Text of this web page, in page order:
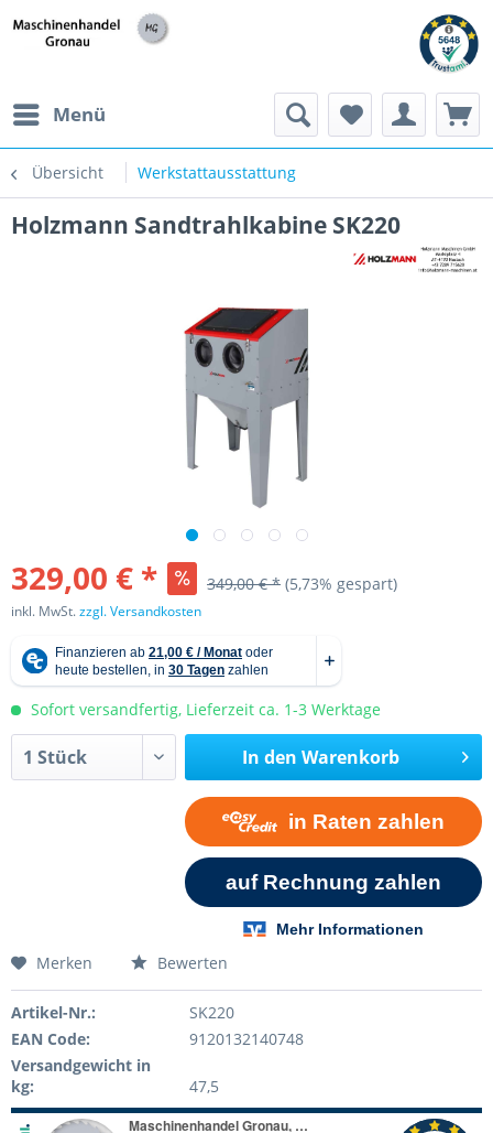
Menü
Übersicht Werkstattausstattung
Holzmann Sandtrahlkabine SK220
329,00 € * 349,00 € * (5,73% gespart)
inkl. MwSt.zzgl. Versandkosten
Sofort versandfertig, Lieferzeit ca. 1-3 Werktage
In den Warenkorb
Merken Bewerten
Artikel-Nr.:
SK220
EAN Code:
9120132140748
Versandgewicht in
kg:
47,5